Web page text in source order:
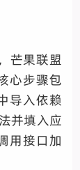
芒果联盟
心步骤包
导入依赖
并填入应
用接口加